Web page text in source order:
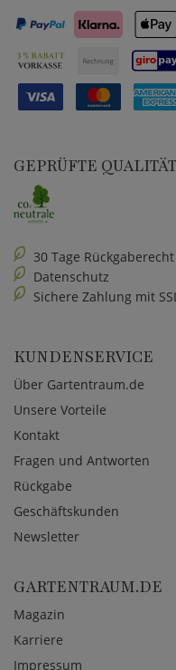
GEPRÜFTE QUALITÄT
30 Tage Rückgaberecht
Datenschutz
Sichere Zahlung mit
KUNDENSERVICE
Über Gartentraum.de
Unsere Vorteile
Kontakt
Fragen und Antworten
Rückgabe
Geschäftskunden
Newsletter
GARTENTRAUM.DE
Magazin
Karriere
Impressum